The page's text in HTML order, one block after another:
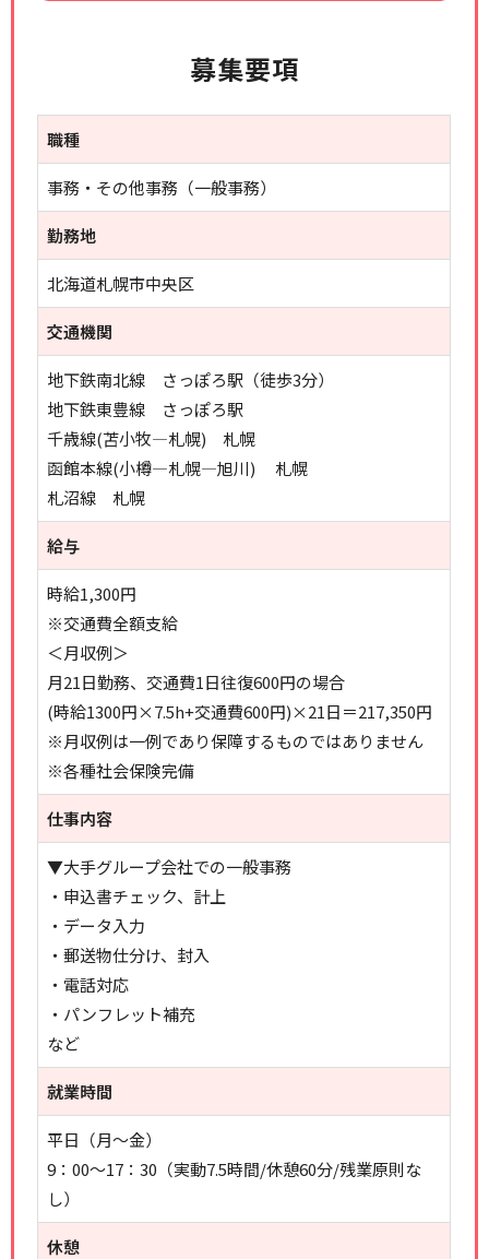
募集要項
職種
事務・その他事務（一般事務）
勤務地
北海道札幌市中央区
交通機関
地下鉄南北線 さっぽろ駅（徒歩3分）
地下鉄東豊線 さっぽろ駅
千歳線(苫小牧―札幌) 札幌
函館本線(小樽―札幌―旭川) 札幌
札沼線 札幌
給与
時給1,300円
※交通費全額支給
＜月収例＞
月21日勤務、交通費1日往復600円の場合
(時給1300円×7.5h+交通費600円)×21日＝217,350円
※月収例は一例であり保障するものではありません
※各種社会保険完備
仕事内容
▼大手グループ会社での一般事務
・申込書チェック、計上
・データ入力
・郵送物仕分け、封入
・電話対応
・パンフレット補充
など
就業時間
平日（月～金）
9：00～17：30（実動7.5時間/休憩60分/残業原則な
し）
休憩